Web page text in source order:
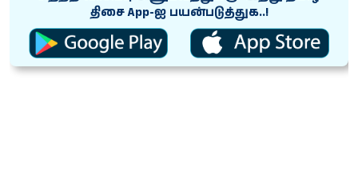
திசை App-ஐ பயன்படுத்துக..!